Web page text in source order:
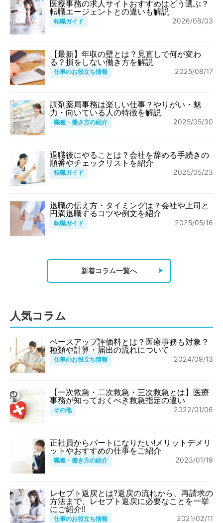
医療事務の求人サイトおすすめはどう選ぶ？
転職エージェントとの違いも解説
転職ガイド 2026/08/03
【最新】年収の壁とは？見直しで何が変わ
る？損をしない働き方を解説
仕事のお役立ち情報 2025/08/17
調剤薬局事務は楽しい仕事？やりがい・魅
力・向いている人の特徴を解説
職種・働き方の紹介 2025/05/30
退職後にやることは？会社を辞める手続きの
順番やチェックリストを紹介
転職ガイド 2025/05/23
退職の伝え方・タイミングは？会社や上司と
円満退職するコツや例文を紹介
転職ガイド 2025/05/16
新着コラム一覧へ
人気コラム
ベースアップ評価料とは？医療事務も対象？
種類や計算・届出の流れについて
仕事のお役立ち情報 2024/09/13
【一次救急・二次救急・三次救急とは】医療
事務が知っておくべき救急指定の違い
その他 2022/01/06
正社員からパートになりたい!メリットデメリ
ットやおすすめの仕事をご紹介
職種・働き方の紹介 2023/01/19
レセプト返戻とは?返戻の流れから、再請求の
方法まで、レセプト返戻に必要なことを一挙
にご紹介!!
仕事のお役立ち情報 2021/02/11